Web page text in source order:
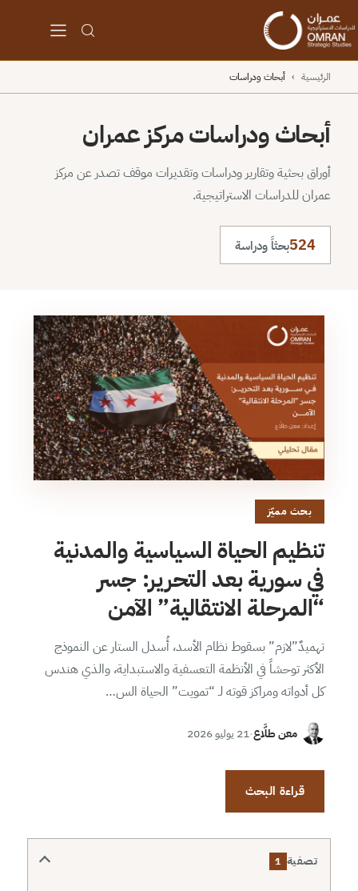
الرئيسية › أبحاث ودراسات
أبحاث ودراسات مركز عمران
أوراق بحثية وتقارير ودراسات وتقديرات موقف تصدر عن مركز
عمران للدراسات الاستراتيجية.
524بحثاً ودراسة
بحث مميّز
تنظيم الحياة السياسية والمدنية
في سورية بعد التحرير: جسر
“المرحلة الانتقالية” الآمن
تهميدٌ”لازم” بسقوط نظام الأسد، أُسدل الستار عن النموذج
الأكثر توحشاً في الأنظمة التعسفية والاستبداية، والذي هندس
كل أدواته ومراكز قوته لـ “تمويت” الحياة الس…
معن طلَّاع·21 يوليو 2026
قراءة البحث
تصفية 1